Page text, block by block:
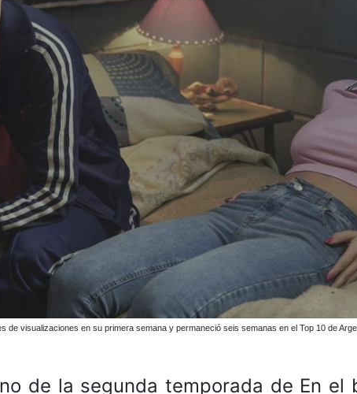
de visualizaciones en su primera semana y permaneció seis semanas en el Top 10 de
de la segunda temporada de En el